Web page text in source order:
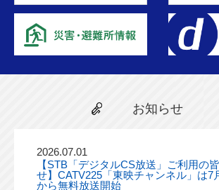
お知らせ
2026.07.01
【STB「デジタルCS放送」ご利用の
せ】CATV225「東映チャンネル」は7
から無料放送開始